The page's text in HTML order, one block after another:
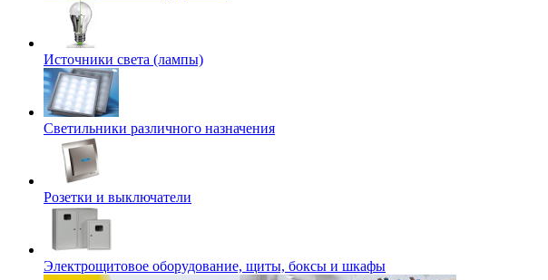
Источники света (лампы)
Светильники различного назначения
Розетки и выключатели
Электрощитовое оборудование, щиты, боксы и шкафы